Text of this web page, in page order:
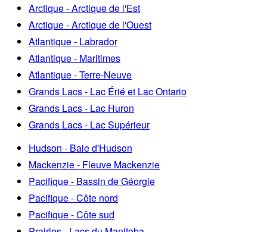
Arctique - Arctique de l'Est
Arctique - Arctique de l'Ouest
Atlantique - Labrador
Atlantique - Maritimes
Atlantique - Terre-Neuve
Grands Lacs - Lac Érié et Lac Ontario
Grands Lacs - Lac Huron
Grands Lacs - Lac Supérieur
Hudson - Baie d'Hudson
Mackenzie - Fleuve Mackenzie
Pacifique - Bassin de Géorgie
Pacifique - Côte nord
Pacifique - Côte sud